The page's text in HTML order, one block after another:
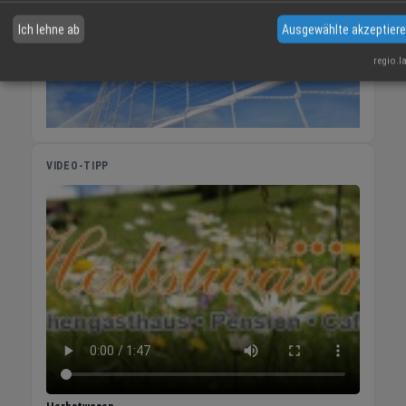
Mr.Jobfinder der richtige Ansprechpartner für
persönliche Beratung und Betreuung. Wir
berücksichtigen die gewünschte Art der
bei jedem Gesuch seitens Unternehmen und
Bewerbern. Den Kontakt zwischen
Arbeitnehmer und Arbeitgeber stellen wir nur
bei passender Übereinstimmung her, um so
unnötigen Aufwand für alle Beteiligten zu
vermeiden. Auch, wenn kein entsprechender
Kandidat oder kein geeignetes Unternehmen
in unserer Kundenkartei vorhanden ist,
scheuen wir auch keine aktive Akquise. Mit
einer Personalvermittlung über Mr.Jobfinder
VIDEO-TIPP
Ich lehne ab Ausgewählte